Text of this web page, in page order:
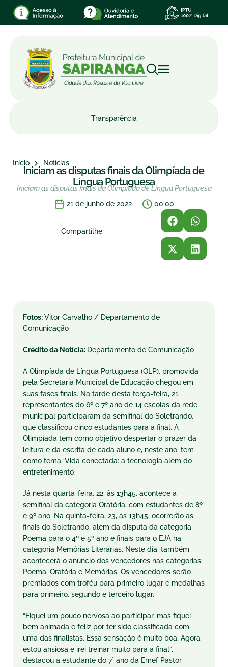
Transparência
Início Notícias
Iniciam as disputas finais da Olimpíada de
Língua Portuguesa
Iniciam as disputas finais da Olimpíada de Língua Portuguesa
21 de junho de 2022
00:00
Compartilhe:
Fotos:Vitor Carvalho / Departamento de
Comunicação
Crédito da Notícia: Departamento de Comunicação
A Olimpíada de Língua Portuguesa (OLP), promovida
pela Secretaria Municipal de Educação chegou em
suas fases finais. Na tarde desta terça-feira, 21,
representantes do 6º e 7º ano de 14 escolas da rede
municipal participaram da semifinal do Soletrando,
que classificou cinco estudantes para a final. A
Olimpíada tem como objetivo despertar o prazer da
leitura e da escrita de cada aluno e, neste ano, tem
como tema ‘Vida conectada: a tecnologia além do
entretenimento’.
Já nesta quarta-feira, 22, às 13h45, acontece a
semifinal da categoria Oratória, com estudantes de 8º
e 9º ano. Na quinta-feira, 23, às 13h45, ocorrerão as
finais do Soletrando, além da disputa da categoria
Poema para o 4º e 5º ano e finais para o EJA na
categoria Memórias Literárias. Neste dia, também
acontecerá o anúncio dos vencedores nas categorias:
Poema, Oratória e Memórias. Os vencedores serão
premiados com troféu para primeiro lugar e medalhas
para primeiro, segundo e terceiro lugar.
“Fiquei um pouco nervosa ao participar, mas fiquei
bem animada e feliz por ter sido classificada com
uma das finalistas. Essa sensação é muito boa. Agora
estou ansiosa e irei treinar muito para a final”,
destacou a estudante do 7° ano da Emef Pastor